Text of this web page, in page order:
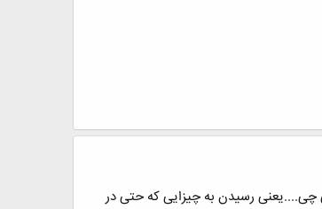
چی....یعنی رسیدن به چیزایی که حتی در